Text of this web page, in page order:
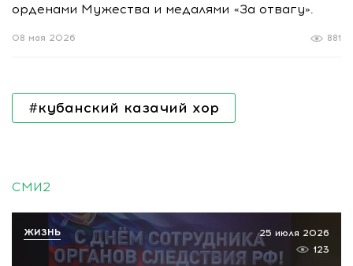
орденами Мужества и медалями «За отвагу».
881
08 мая 2026
#кубанский казачий хор
СМИ2
25 июля 2026
123
ЖИЗНЬ